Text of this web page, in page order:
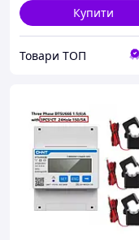
Купити
Товари ТОП